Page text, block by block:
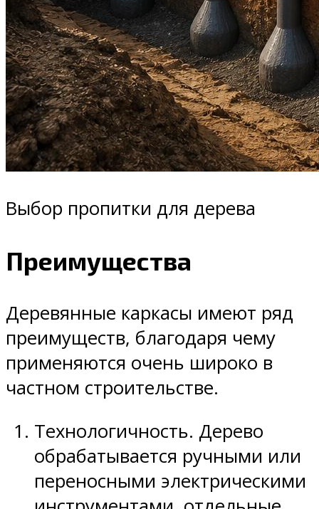
Выбор пропитки для дерева
Преимущества
Деревянные каркасы имеют ряд
преимуществ, благодаря чему
применяются очень широко в
частном строительстве.
Технологичность. Дерево
обрабатывается ручными или
переносными электрическими